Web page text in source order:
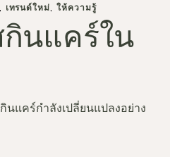
เทรนด์ใหม่ ให้ความรู้
กินแคร์ใน
แคร์กำลังเปลี่ยนแปลงอย่าง